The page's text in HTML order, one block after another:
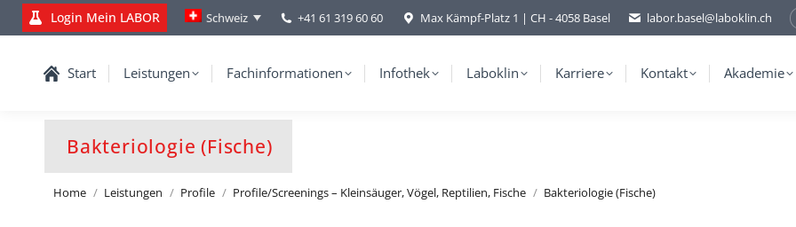
Login Mein LABOR Schweiz +41 61 319 60 60 Max Kämpf-Platz 1 | CH - 4058 Basel labor.basel@laboklin.ch
Start Leistungen Fachinformationen Infothek Laboklin Karriere Kontakt Akademie
Bakteriologie (Fische)
Home Leistungen Profile Profile/Screenings – Kleinsäuger, Vögel, Reptilien, Fische Bakteriologie (Fische)